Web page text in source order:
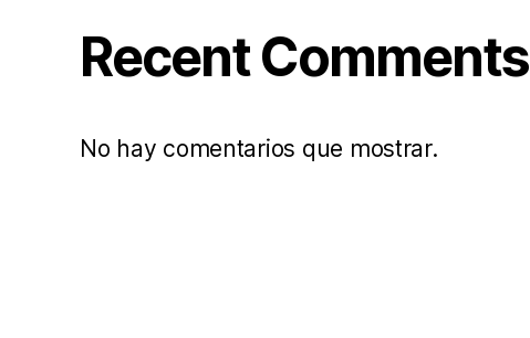
Recent Comments
No hay comentarios que mostrar.